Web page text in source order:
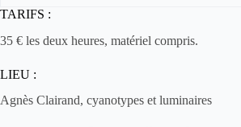
TARIFS :
35 € les deux heures, matériel compris.
LIEU :
Agnès Clairand, cyanotypes et luminaires